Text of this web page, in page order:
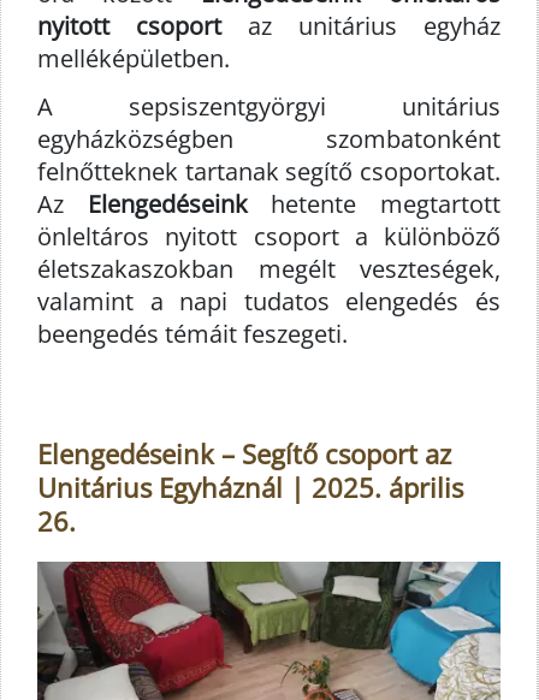
nyitott csoportaz unitárius egyház
melléképületben.
A sepsiszentgyörgyi unitárius
egyházközségben szombatonként
felnőtteknek tartanak segítő csoportokat.
Az Elengedéseinkhetente megtartott
önleltáros nyitott csoport a különböző
életszakaszokban megélt veszteségek,
valamint a napi tudatos elengedés és
beengedés témáit feszegeti.
Elengedéseink – Segítő csoport az
Unitárius Egyháznál | 2025. április
26.